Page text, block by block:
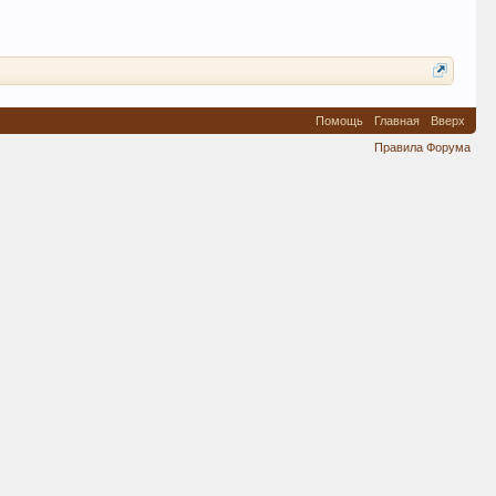
Помощь Главная
Вверх
Правила Форума